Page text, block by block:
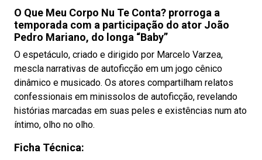
O Que Meu Corpo Nu Te Conta? prorroga a
temporada com a participação do ator João
Pedro Mariano, do longa “Baby”
O espetáculo, criado e dirigido por Marcelo Varzea,
mescla narrativas de autoficção em um jogo cênico
dinâmico e musicado. Os atores compartilham relatos
confessionais em minissolos de autoficção, revelando
histórias marcadas em suas peles e existências num ato
íntimo, olho no olho.
Ficha Técnica: